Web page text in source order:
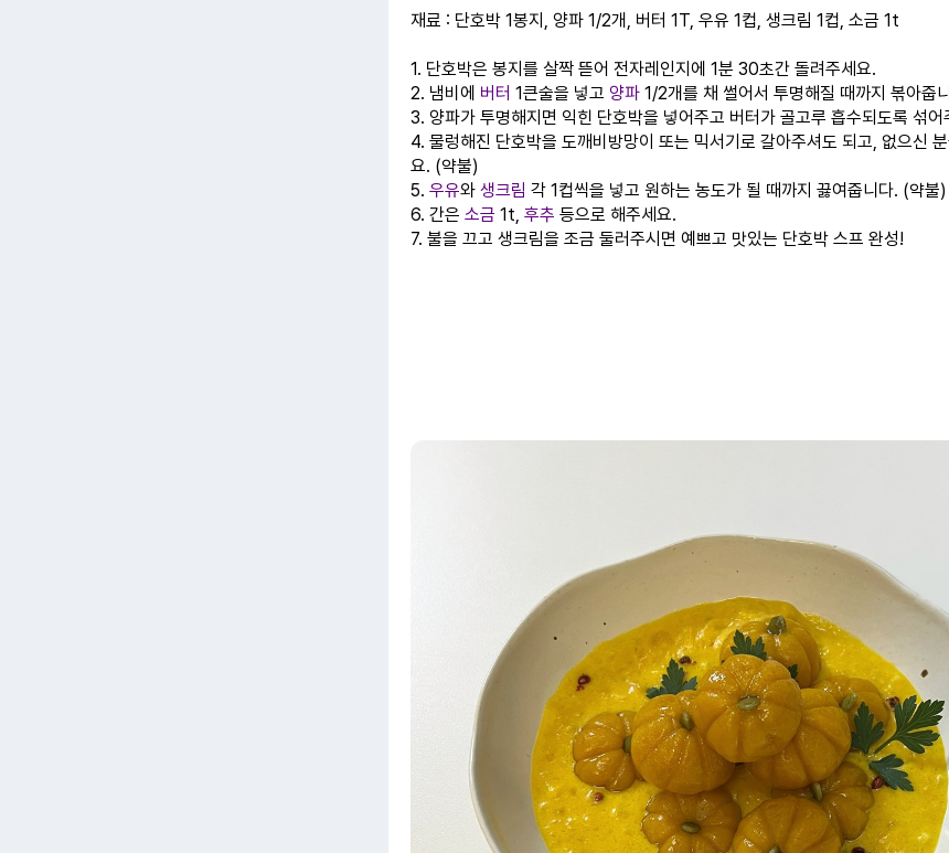
재료 : 단호박 1봉지, 양파 1/2개, 버터 1T, 우유 1컵, 생크림 1컵, 소금 1t
1. 단호박은 봉지를 살짝 뜯어 전자레인지에 1분 30초간 돌려주세요.
2. 냄비에 버터 1큰술을 넣고 양파 1/2개를 채 썰어서 투명해질 때까지 볶아줍
3. 양파가 투명해지면 익힌 단호박을 넣어주고 버터가 골고루 흡수되도록 섞
4. 물렁해진 단호박을 도깨비방망이 또는 믹서기로 갈아주셔도 되고, 없으신
요. (약불)
5. 우유와 생크림 각 1컵씩을 넣고 원하는 농도가 될 때까지 끓여줍니다. (약불)
6. 간은 소금 1t, 후추 등으로 해주세요.
7. 불을 끄고 생크림을 조금 둘러주시면 예쁘고 맛있는 단호박 스프 완성!